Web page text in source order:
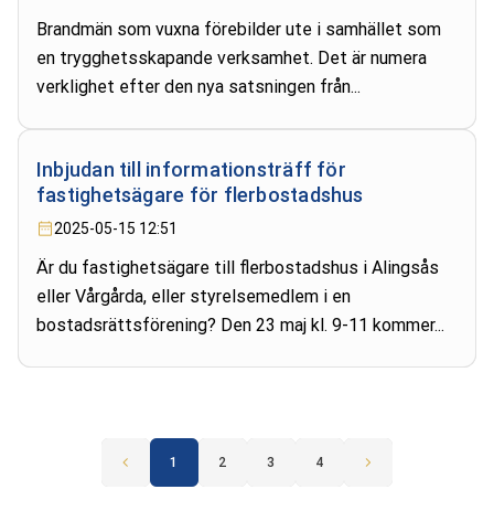
Brandmän som vuxna förebilder ute i samhället som
en trygghetsskapande verksamhet. Det är numera
verklighet efter den nya satsningen från...
Inbjudan till informationsträff för
fastighetsägare för flerbostadshus
2025-05-15 12:51
Är du fastighetsägare till flerbostadshus i Alingsås
eller Vårgårda, eller styrelsemedlem i en
bostadsrättsförening? Den 23 maj kl. 9-11 kommer...
1 2 3 4